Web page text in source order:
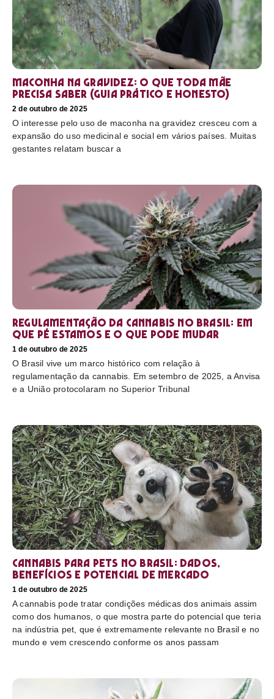
Maconha na gravidez: o que toda mãe
precisa saber (guia prático e honesto)
2 de outubro de 2025
O interesse pelo uso de maconha na gravidez cresceu com a
expansão do uso medicinal e social em vários países. Muitas
gestantes relatam buscar a
Regulamentação da cannabis no Brasil: em
que pé estamos e o que pode mudar
1 de outubro de 2025
O Brasil vive um marco histórico com relação à
regulamentação da cannabis. Em setembro de 2025, a Anvisa
e a União protocolaram no Superior Tribunal
Cannabis para pets no Brasil: dados,
benefícios e potencial de mercado
1 de outubro de 2025
A cannabis pode tratar condições médicas dos animais assim
como dos humanos, o que mostra parte do potencial que teria
na indústria pet, que é extremamente relevante no Brasil e no
mundo e vem crescendo conforme os anos passam